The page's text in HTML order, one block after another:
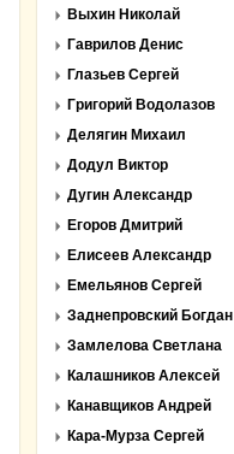
Выхин Николай
Гаврилов Денис
Глазьев Сергей
Григорий Водолазов
Делягин Михаил
Додул Виктор
Дугин Александр
Егоров Дмитрий
Елисеев Александр
Емельянов Сергей
Заднепровский Богдан
Замлелова Светлана
Калашников Алексей
Канавщиков Андрей
Кара-Мурза Сергей